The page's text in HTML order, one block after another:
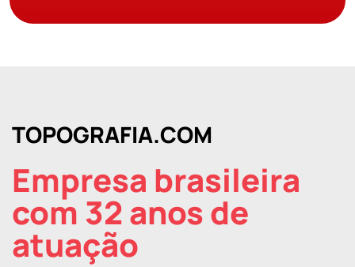
TOPOGRAFIA.COM
Empresa brasileira
com 32 anos de
atuação